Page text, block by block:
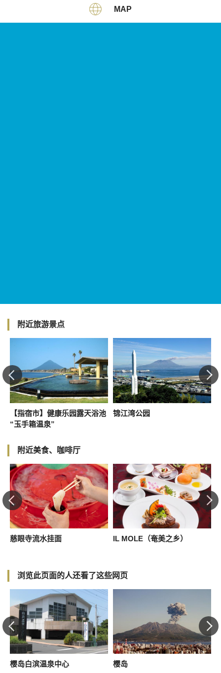
MAP
附近旅游景点
【指宿市】健康乐园露天浴池
“玉手箱温泉”
锦江湾公园
附近美食、咖啡厅
慈眼寺流水挂面 IL MOLE（奄美之乡）
浏览此页面的人还看了这些网页
樱岛白滨温泉中心 樱岛